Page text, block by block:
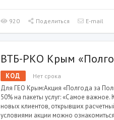
920 Поделиться E-mail
ВТБ-РКО Крым
КОД Нет срока
Для ГЕО Крым:Акция «Полгода за
50% на пакеты услуг: «Самое
новых клиентов, открывших
условиями акции можно